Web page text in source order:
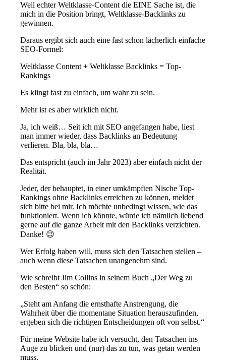
Weil echter Weltklasse-Content die EINE Sache ist, die
mich in die Position bringt, Weltklasse-Backlinks zu
gewinnen.
Daraus ergibt sich auch eine fast schon lächerlich einfache
SEO-Formel:
Weltklasse Content + Weltklasse Backlinks = Top-
Rankings
Es klingt fast zu einfach, um wahr zu sein.
Mehr ist es aber wirklich nicht.
Ja, ich weiß… Seit ich mit SEO angefangen habe, liest
man immer wieder, dass Backlinks an Bedeutung
verlieren. Bla, bla, bla…
Das entspricht (auch im Jahr 2023) aber einfach nicht der
Realität.
Jeder, der behauptet, in einer umkämpften Nische Top-
Rankings ohne Backlinks erreichen zu können, meldet
sich bitte bei mir. Ich möchte unbedingt wissen, wie das
funktioniert. Wenn ich könnte, würde ich nämlich liebend
gerne auf die ganze Arbeit mit den Backlinks verzichten.
Danke! 😉
Wer Erfolg haben will, muss sich den Tatsachen stellen –
auch wenn diese Tatsachen unangenehm sind.
Wie schreibt Jim Collins in seinem Buch „Der Weg zu
den Besten“ so schön:
„Steht am Anfang die ernsthafte Anstrengung, die
Wahrheit über die momentane Situation herauszufinden,
ergeben sich die richtigen Entscheidungen oft von selbst.“
Für meine Website habe ich versucht, den Tatsachen ins
Auge zu blicken und (nur) das zu tun, was getan werden
muss.